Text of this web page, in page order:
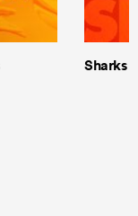
Sharks